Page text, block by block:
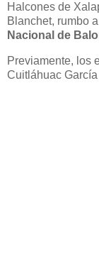
Halcones de
Blanchet, rumbo
Nacional de
Previamente, los
Cuitláhuac